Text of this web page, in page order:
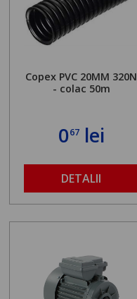
Copex PVC 20MM 320N
- colac 50m
067lei
DETALII